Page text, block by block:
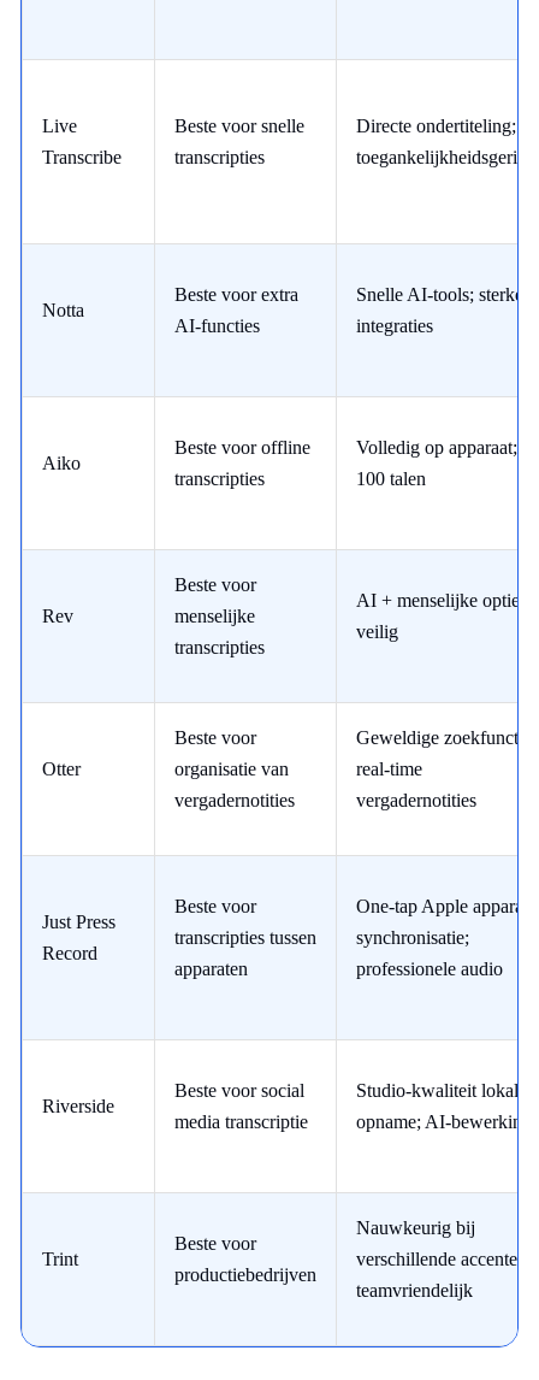
Live
Transcribe
Beste voor snelle
transcripties
Directe ondertiteling;
toegankelijkheidsgericht
Notta
Beste voor extra
AI-functies
Snelle AI-tools; sterke
integraties
Aiko
Beste voor offline
transcripties
Volledig op apparaat;
100 talen
Rev
Beste voor
menselijke
transcripties
AI + menselijke opties;
veilig
Otter
Beste voor
organisatie van
vergadernotities
Geweldige zoekfunctie;
real-time
vergadernotities
Just Press
Record
Beste voor
transcripties tussen
apparaten
One-tap Apple apparaat
synchronisatie;
professionele audio
Riverside
Beste voor social
media transcriptie
Studio-kwaliteit lokale
opname; AI-bewerking
Trint
Beste voor
productiebedrijven
Nauwkeurig bij
verschillende accenten;
teamvriendelijk